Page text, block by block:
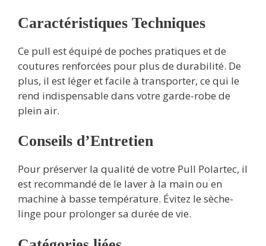
Caractéristiques Techniques
Ce pull est équipé de poches pratiques et de
coutures renforcées pour plus de durabilité. De
plus, il est léger et facile à transporter, ce qui le
rend indispensable dans votre garde-robe de
plein air.
Conseils d’Entretien
Pour préserver la qualité de votre Pull Polartec, il
est recommandé de le laver à la main ou en
machine à basse température. Évitez le sèche-
linge pour prolonger sa durée de vie.